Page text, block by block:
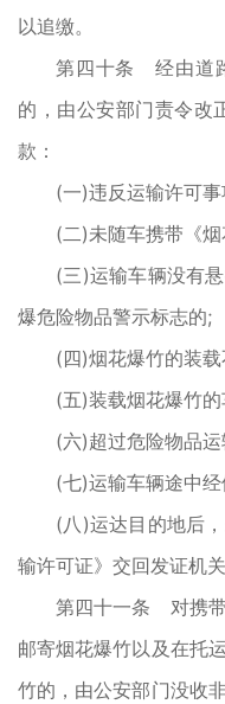
以追缴。
第四十条 经由道
的，由公安部门责令
款：
(一)违反运输许可
(二)未随车携带《
(三)运输车辆没有
爆危险物品警示标志的;
(四)烟花爆竹的装
(五)装载烟花爆竹
(六)超过危险物品
(七)运输车辆途中
(八)运达目的地后
输许可证》交回发证机关
第四十一条 对携
邮寄烟花爆竹以及在托
竹的，由公安部门没收